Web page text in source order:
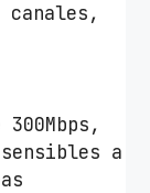
canales,
a